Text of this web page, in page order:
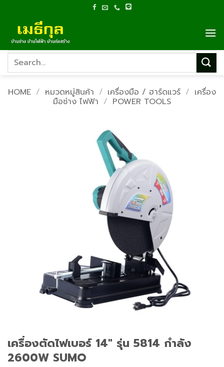
content
Search
HOME / หมวดหมู่สินค้า / เครื่องมือ / ฮาร์ดแวร์ / เครื่อง
มือช่าง ไฟฟ้า / POWER TOOLS
เครื่องตัดไฟเบอร์ 14″ รุ่น 5814 กำลัง
2600W SUMO